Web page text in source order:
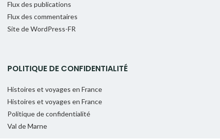
Flux des publications
Flux des commentaires
Site de WordPress-FR
POLITIQUE DE CONFIDENTIALITÉ
Histoires et voyages en France
Histoires et voyages en France
Politique de confidentialité
Val de Marne